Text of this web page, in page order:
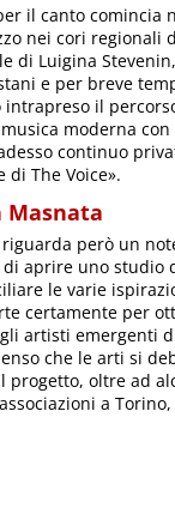
il canto comincia
nei cori regionali
di Luigina
e per breve
intrapreso il
moderna
continuo
di The Voice».
Masnata
però un
di aprire uno studio
le varie
certamente per
artisti emergenti
che le arti si
progetto, oltre ad
a